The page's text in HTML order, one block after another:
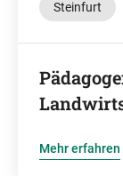
Steinfurt
Mehr erfahren